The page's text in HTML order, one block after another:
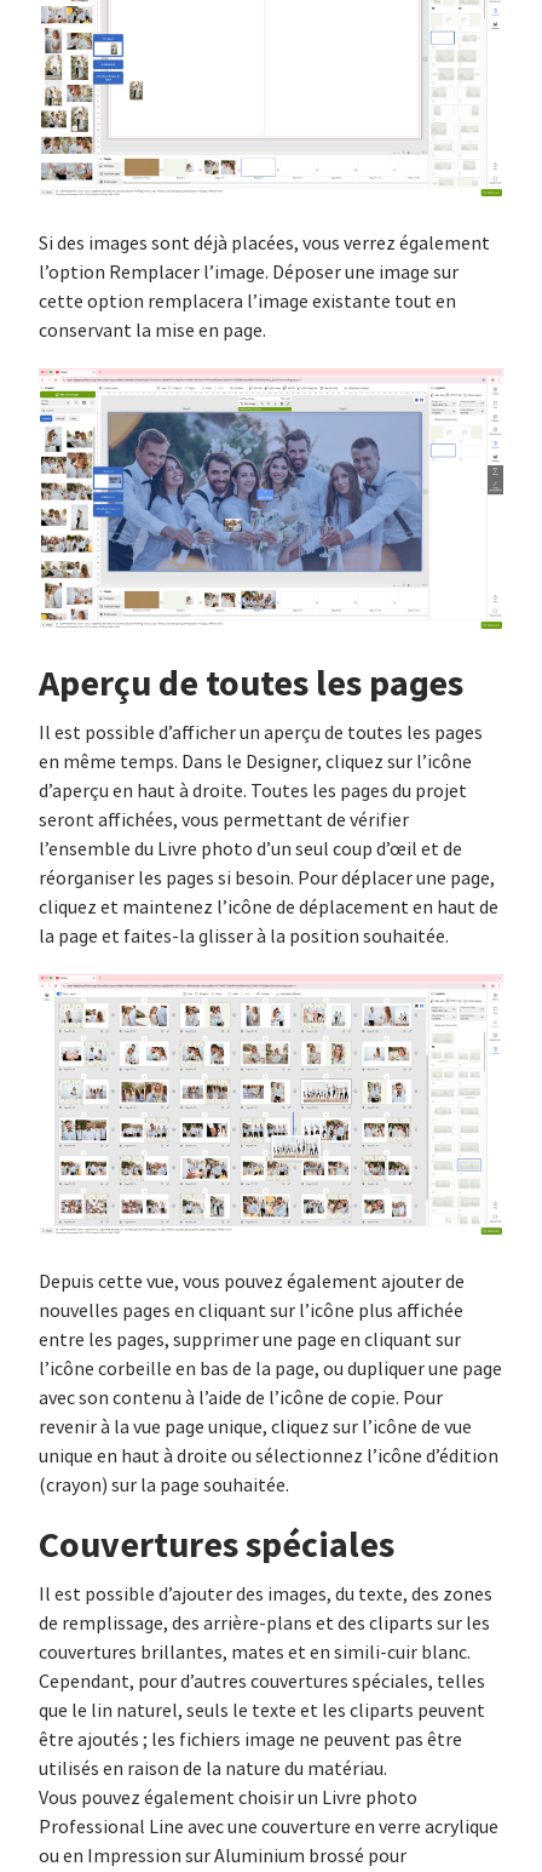
Si des images sont déjà placées, vous verrez également
l’option Remplacer l’image. Déposer une image sur
cette option remplacera l’image existante tout en
conservant la mise en page.
Aperçu de toutes les pages
Il est possible d’afficher un aperçu de toutes les pages
en même temps. Dans le Designer, cliquez sur l’icône
d’aperçu en haut à droite. Toutes les pages du projet
seront affichées, vous permettant de vérifier
l’ensemble du Livre photo d’un seul coup d’œil et de
réorganiser les pages si besoin. Pour déplacer une page,
cliquez et maintenez l’icône de déplacement en haut de
la page et faites-la glisser à la position souhaitée.
Depuis cette vue, vous pouvez également ajouter de
nouvelles pages en cliquant sur l’icône plus affichée
entre les pages, supprimer une page en cliquant sur
l’icône corbeille en bas de la page, ou dupliquer une page
avec son contenu à l’aide de l’icône de copie. Pour
revenir à la vue page unique, cliquez sur l’icône de vue
unique en haut à droite ou sélectionnez l’icône d’édition
(crayon) sur la page souhaitée.
Couvertures spéciales
Il est possible d’ajouter des images, du texte, des zones
de remplissage, des arrière-plans et des cliparts sur les
couvertures brillantes, mates et en simili-cuir blanc.
Cependant, pour d’autres couvertures spéciales, telles
que le lin naturel, seuls le texte et les cliparts peuvent
être ajoutés ; les fichiers image ne peuvent pas être
utilisés en raison de la nature du matériau.
Vous pouvez également choisir un Livre photo
Professional Line avec une couverture en verre acrylique
ou en Impression sur Aluminium brossé pour